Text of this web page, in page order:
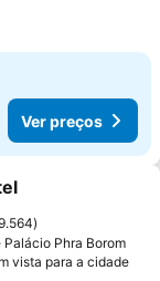
Ver preços
favoritos
Phra Borom
vista para a cidade